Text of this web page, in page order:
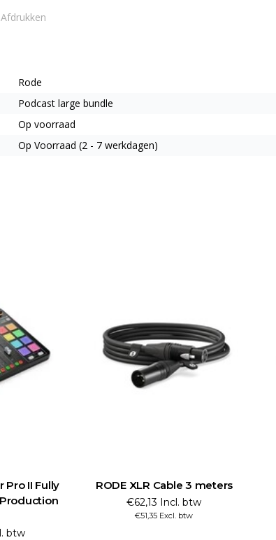
Afdrukken
Rode
Podcast large bundle
Op voorraad
Op Voorraad (2 - 7 werkdagen)
Pro II Fully
btw
RODE XLR Cable 3 meters
€62,13 Incl. btw
€51,35 Excl. btw